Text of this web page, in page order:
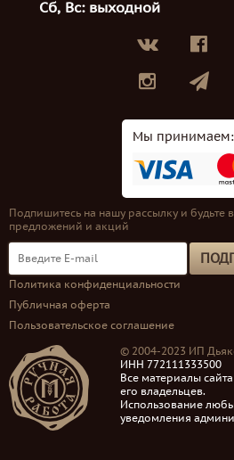
Сб, Вс: выходной
Мы принимаем:
Подпишитесь на нашу рассылку и будьте
предложений и акций
Политика конфиденциальности
Публичная оферта
Пользовательское соглашение
© 2004-2023 ИП
ИНН 772111333500
Все материалы
его владельцев.
Использование
уведомления